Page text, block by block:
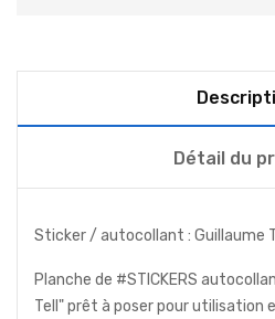
Détail du
Sticker / autocollant : Guillaume
Planche de #STICKERS
Tell" prêt à poser pour utilisation